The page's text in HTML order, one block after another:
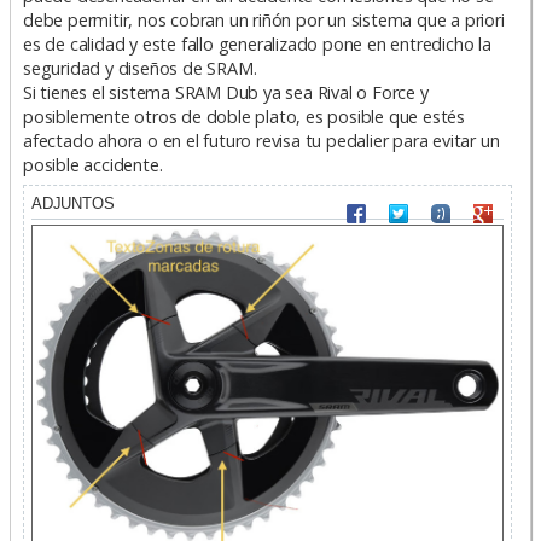
debe permitir, nos cobran un riñón por un sistema que a priori
es de calidad y este fallo generalizado pone en entredicho la
seguridad y diseños de SRAM.
Si tienes el sistema SRAM Dub ya sea Rival o Force y
posiblemente otros de doble plato, es posible que estés
afectado ahora o en el futuro revisa tu pedalier para evitar un
posible accidente.
ADJUNTOS